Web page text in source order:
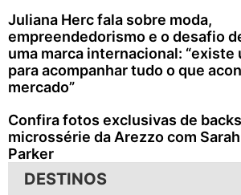
Juliana Herc fala sobre moda,
empreendedorismo e o desafio
uma marca internacional: “existe
para acompanhar tudo o que
mercado”
Confira fotos exclusivas de
microssérie da Arezzo com
Parker
DESTINOS